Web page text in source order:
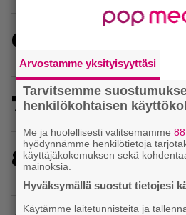
6
7 Wreckfest 2 sai
8
30-vuotias Quake sai
Wolfenstein-kehittäjiltä
Arvostamme yksityisyyttäsi
Tarvitsemme
henkilökohtaisen
Me ja huolellisesti valitsemamme
hyödynnämme henkilötietoja
käyttäjäkokemuksen sekä
mainoksia.
Hyväksymällä suostut tietojesi
Käytämme laitetunnisteita ja